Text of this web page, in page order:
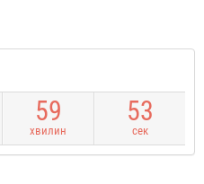
59
хвилин
53
сек